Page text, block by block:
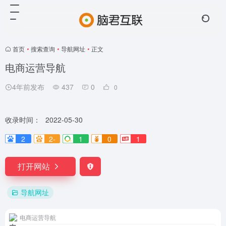
首页 • 搜索查询 • 导航网址 • 正文
电商运营导航
4年前发布 437 0 0
收录时间：
2022-05-30
2
2- 1 0 1
打开网站
导航网址
电商运营导航